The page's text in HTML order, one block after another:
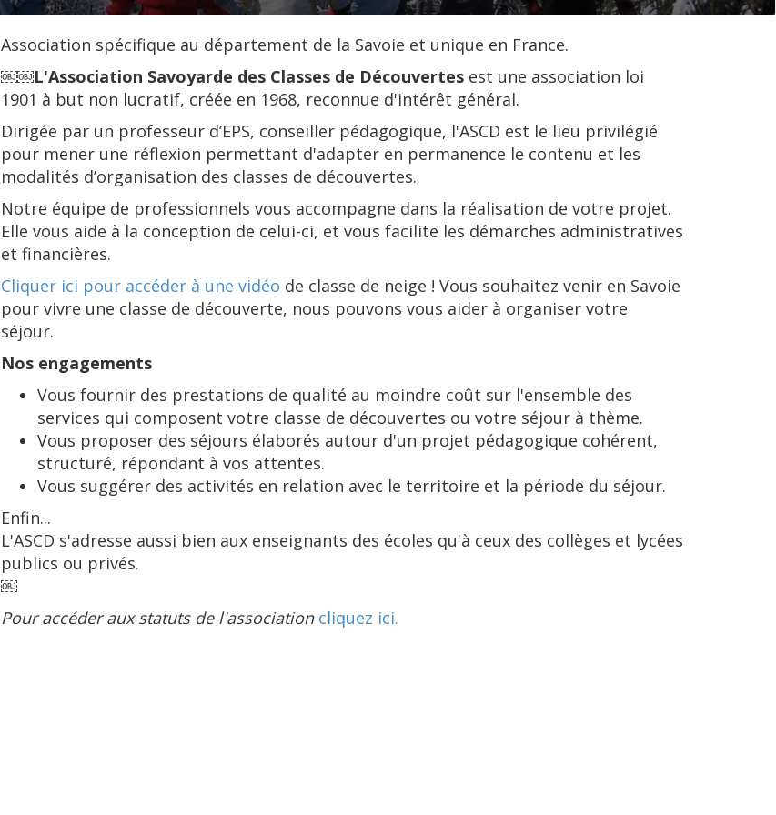
Association spécifique au département de la Savoie et unique en France.
￼￼L'Association Savoyarde des Classes de Découvertes est une association loi
1901 à but non lucratif, créée en 1968, reconnue d'intérêt général.
Dirigée par un professeur d’EPS, conseiller pédagogique, l'ASCD est le lieu privilégié
pour mener une réflexion permettant d'adapter en permanence le contenu et les
modalités d’organisation des classes de découvertes.
Notre équipe de professionnels vous accompagne dans la réalisation de votre projet.
Elle vous aide à la conception de celui-ci, et vous facilite les démarches administratives
et financières.
Cliquer ici pour accéder à une vidéo de classe de neige ! Vous souhaitez venir en Savoie
pour vivre une classe de découverte, nous pouvons vous aider à organiser votre
séjour.
Nos engagements
Vous fournir des prestations de qualité au moindre coût sur l'ensemble des
services qui composent votre classe de découvertes ou votre séjour à thème.
Vous proposer des séjours élaborés autour d'un projet pédagogique cohérent,
structuré, répondant à vos attentes.
Vous suggérer des activités en relation avec le territoire et la période du séjour.
Enfin...
L'ASCD s'adresse aussi bien aux enseignants des écoles qu'à ceux des collèges et lycées
publics ou privés.
￼
Pour accéder aux statuts de l'association cliquez ici.